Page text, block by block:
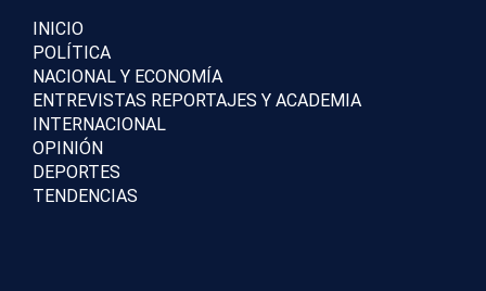
INICIO
POLÍTICA
NACIONAL Y ECONOMÍA
ENTREVISTAS REPORTAJES Y ACADEMIA
INTERNACIONAL
OPINIÓN
DEPORTES
TENDENCIAS